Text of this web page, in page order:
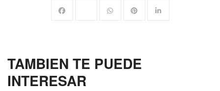
TAMBIEN TE PUEDE
INTERESAR